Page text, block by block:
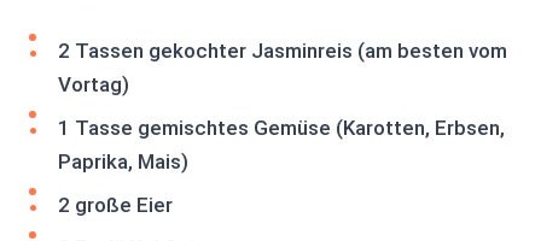
2 Tassen gekochter Jasminreis (am besten vom
Vortag)
1 Tasse gemischtes Gemüse (Karotten, Erbsen,
Paprika, Mais)
2 große Eier